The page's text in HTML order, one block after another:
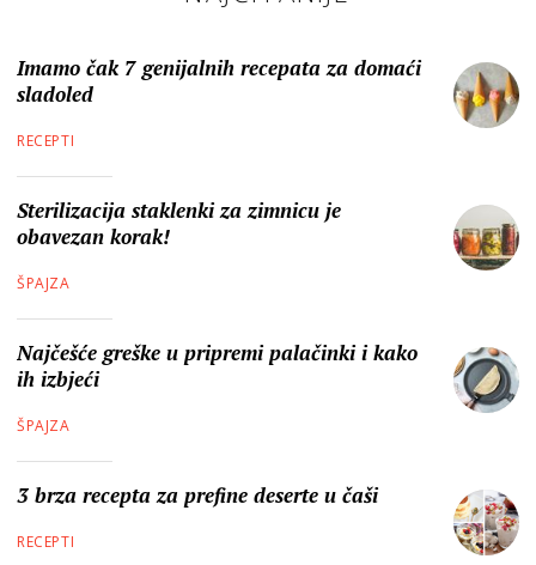
Imamo čak 7 genijalnih recepata za domaći
sladoled
RECEPTI
Sterilizacija staklenki za zimnicu je
obavezan korak!
ŠPAJZA
Najčešće greške u pripremi palačinki i kako
ih izbjeći
ŠPAJZA
3 brza recepta za prefine deserte u čaši
RECEPTI